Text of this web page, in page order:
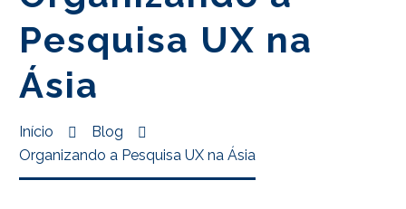
Pesquisa UX na
Ásia
Início
Blog
Organizando a Pesquisa UX na Ásia